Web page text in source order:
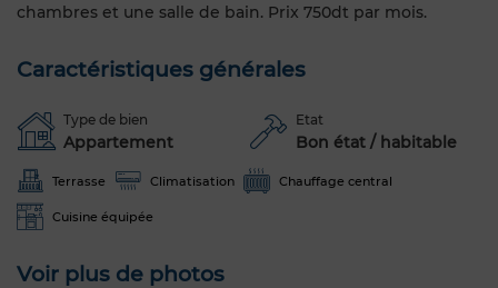
chambres et une salle de bain. Prix 750dt par mois.
Caractéristiques générales
Type de bien
Appartement
Etat
Bon état / habitable
Terrasse Climatisation Chauffage central
Cuisine équipée
Voir plus de photos